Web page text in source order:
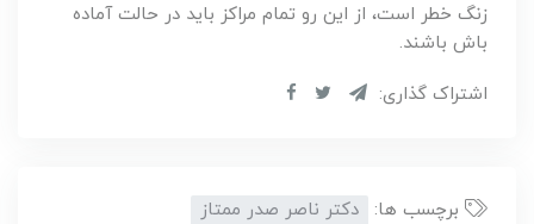
زنگ خطر است، از این رو تمام مراکز باید در حالت آماده
باش باشند.
اشتراک گذاری:
برچسب ها:
دکتر ناصر صدر ممتاز